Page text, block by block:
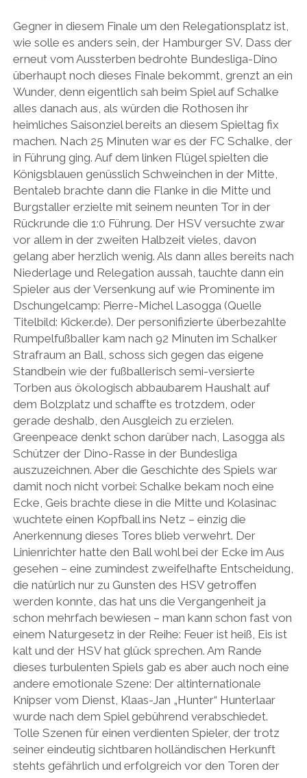
Gegner in diesem Finale um den Relegationsplatz ist,
wie solle es anders sein, der Hamburger SV. Dass der
erneut vom Aussterben bedrohte Bundesliga-Dino
überhaupt noch dieses Finale bekommt, grenzt an ein
Wunder, denn eigentlich sah beim Spiel auf Schalke
alles danach aus, als würden die Rothosen ihr
heimliches Saisonziel bereits an diesem Spieltag fix
machen. Nach 25 Minuten war es der FC Schalke, der
in Führung ging. Auf dem linken Flügel spielten die
Königsblauen genüsslich Schweinchen in der Mitte,
Bentaleb brachte dann die Flanke in die Mitte und
Burgstaller erzielte mit seinem neunten Tor in der
Rückrunde die 1:0 Führung. Der HSV versuchte zwar
vor allem in der zweiten Halbzeit vieles, davon
gelang aber herzlich wenig. Als dann alles bereits nach
Niederlage und Relegation aussah, tauchte dann ein
Spieler aus der Versenkung auf wie Prominente im
Dschungelcamp: Pierre-Michel Lasogga (Quelle
Titelbild: Kicker.de). Der personifizierte überbezahlte
Rumpelfußballer kam nach 92 Minuten im Schalker
Strafraum an Ball, schoss sich gegen das eigene
Standbein wie der fußballerisch semi-versierte
Torben aus ökologisch abbaubarem Haushalt auf
dem Bolzplatz und schaffte es trotzdem, oder
gerade deshalb, den Ausgleich zu erzielen.
Greenpeace denkt schon darüber nach, Lasogga als
Schützer der Dino-Rasse in der Bundesliga
auszuzeichnen. Aber die Geschichte des Spiels war
damit noch nicht vorbei: Schalke bekam noch eine
Ecke, Geis brachte diese in die Mitte und Kolasinac
wuchtete einen Kopfball ins Netz – einzig die
Anerkennung dieses Tores blieb verwehrt. Der
Linienrichter hatte den Ball wohl bei der Ecke im Aus
gesehen – eine zumindest zweifelhafte Entscheidung,
die natürlich nur zu Gunsten des HSV getroffen
werden konnte, das hat uns die Vergangenheit ja
schon mehrfach bewiesen – man kann schon fast von
einem Naturgesetz in der Reihe: Feuer ist heiß, Eis ist
kalt und der HSV hat glück sprechen. Am Rande
dieses turbulenten Spiels gab es aber auch noch eine
andere emotionale Szene: Der altinternationale
Knipser vom Dienst, Klaas-Jan „Hunter“ Hunterlaar
wurde nach dem Spiel gebührend verabschiedet.
Tolle Szenen für einen verdienten Spieler, der trotz
seiner eindeutig sichtbaren holländischen Herkunft
stehts gefährlich und erfolgreich vor den Toren der